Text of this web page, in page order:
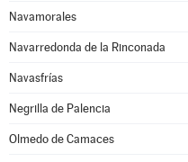
Navamorales
Navarredonda de la Rinconada
Navasfrías
Negrilla de Palencia
Olmedo de Camaces